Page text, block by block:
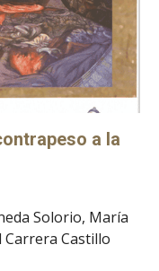
a la
Solorio, María
Carrera Castillo